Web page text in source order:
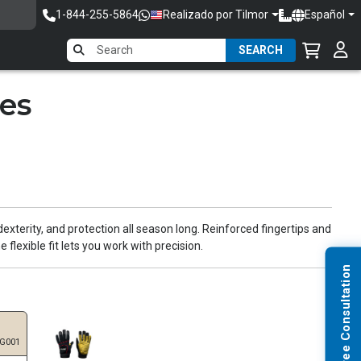
1-844-255-5864 Realizado por Tilmor Español
SEARCH
and protection all season long. Reinforced fingertips and
flexible fit lets you work with precision.